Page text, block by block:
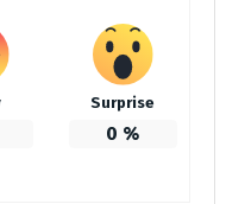
Surprise
0 %